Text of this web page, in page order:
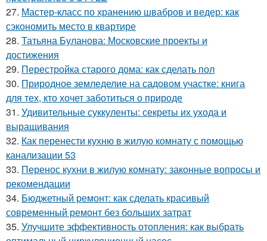
27. Мастер-класс по хранению швабров и ведер: как
сэкономить место в квартире
28. Татьяна Буланова: Московские проекты и
достижения
29. Перестройка старого дома: как сделать пол
30. Природное земледелие на садовом участке: книга
для тех, кто хочет заботиться о природе
31. Удивительные суккуленты: секреты их ухода и
выращивания
32. Как перенести кухню в жилую комнату с помощью
канализации 53
33. Перенос кухни в жилую комнату: законные вопросы и
рекомендации
34. Бюджетный ремонт: как сделать красивый
современный ремонт без больших затрат
35. Улучшите эффективность отопления: как выбрать